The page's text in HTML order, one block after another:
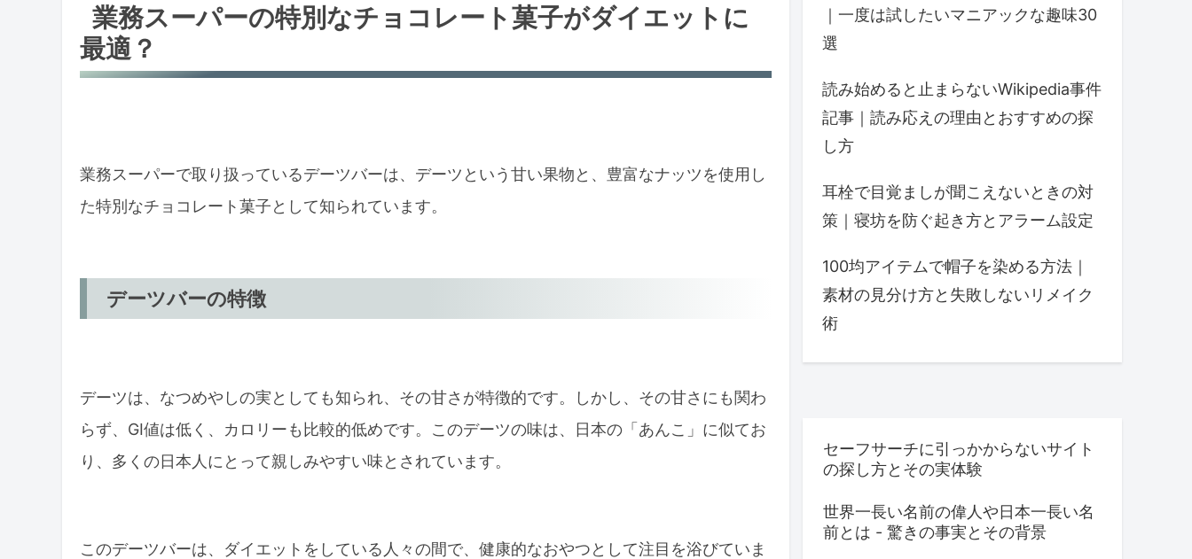
デーツバーの成分とダイエットへの効果
栄養価の高さ
まとめ：デーツバーの魅力
業務スーパーの特別なチョコレート菓子がダイエットに
最適？
業務スーパーで取り扱っているデーツバーは、デーツという甘い果物と、豊富なナッツを使用し
た特別なチョコレート菓子として知られています。
デーツバーの特徴
デーツは、なつめやしの実としても知られ、その甘さが特徴的です。しかし、その甘さにも関わ
らず、GI値は低く、カロリーも比較的低めです。このデーツの味は、日本の「あんこ」に似てお
り、多くの日本人にとって親しみやすい味とされています。
このデーツバーは、ダイエットをしている人々の間で、健康的なおやつとして注目を浴びていま
｜一度は試したいマニアックな趣味30
選
読み始めると止まらないWikipedia事件
記事｜読み応えの理由とおすすめの探
し方
耳栓で目覚ましが聞こえないときの対
策｜寝坊を防ぐ起き方とアラーム設定
100均アイテムで帽子を染める方法｜
素材の見分け方と失敗しないリメイク
術
セーフサーチに引っかからないサイト
の探し方とその実体験
世界一長い名前の偉人や日本一長い名
前とは - 驚きの事実とその背景